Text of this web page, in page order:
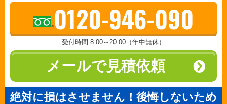
0120-946-090
受付時間 8:00～20:00（年中無休）
メールで見積依頼
絶対に損はさせません！後悔しないため